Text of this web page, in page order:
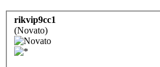
rikvip9cc1
(Novato)